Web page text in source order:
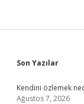
Son Yazılar
Kendini özlemek
Ağustos 7, 2026